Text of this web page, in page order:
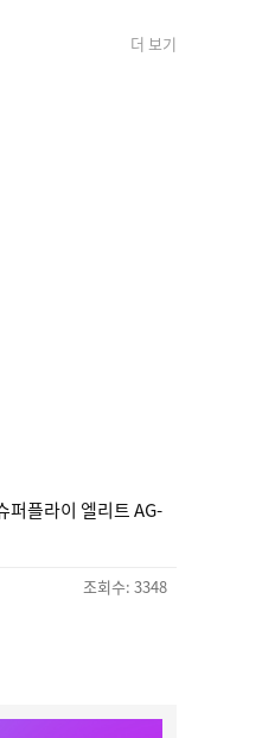
더 보기
퍼플라이 엘리트 AG-
조회수: 3348